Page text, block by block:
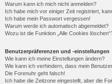
Warum kann ich mich nicht anmelden?
Ich habe mich vor einiger Zeit registriert,
Ich habe mein Passwort vergessen!
Warum werde ich automatisch abgemeldet?
Wozu ist die Funktion „Alle Cookies
Benutzerpräferenzen und -einstellungen
Wie kann ich meine Einstellungen ändern?
Wie kann ich verhindern, dass mein
Die Forenuhr geht falsch!
Ich habe die Zeitzone eingestellt, aber die